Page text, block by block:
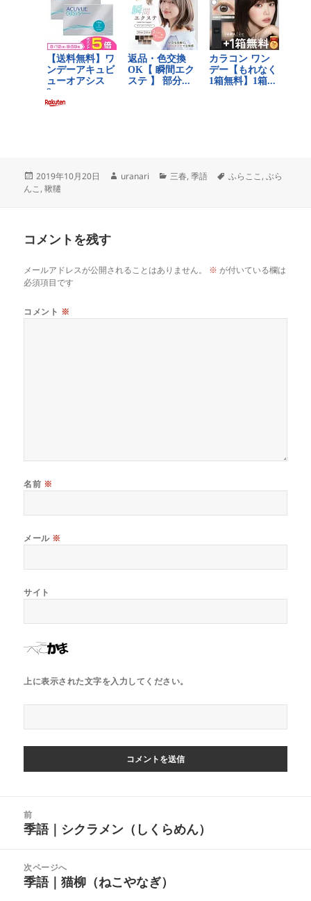
投
稿
2019年10月20日
作
uranari
カ
三春,季語
タ
ふらここ ,ぶら
んこ ,鞦韆
コメントを残す
メールアドレスが公開されることはありません。 ※ が付いている欄は
必須項目です
コメント ※
名前 ※
メール ※
サイト
上に表示された文字を入力してください。
前
前
投
稿:
季語｜シクラメン（しくらめん）
次ページへ
次
季語｜猫柳（ねこやなぎ）